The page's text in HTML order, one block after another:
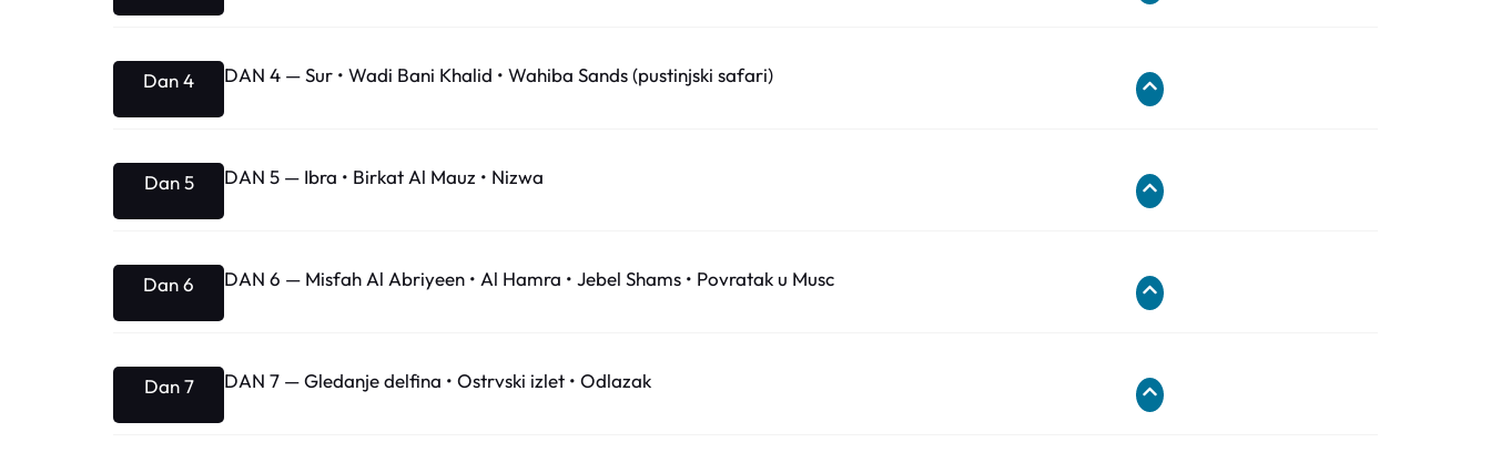
Dan 4 DAN 4 — Sur • Wadi Bani Khalid • Wahiba Sands (pustinjski safari)
Dan 5 DAN 5 — Ibra • Birkat Al Mauz • Nizwa
Dan 6 DAN 6 — Misfah Al Abriyeen • Al Hamra • Jebel Shams • Povratak u Musc
Dan 7 DAN 7 — Gledanje delfina • Ostrvski izlet • Odlazak